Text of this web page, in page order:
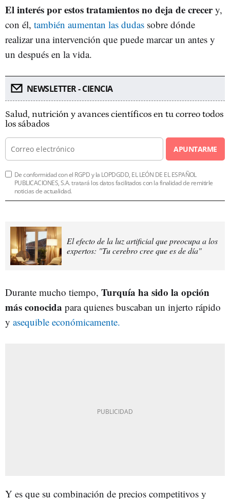
El interés por estos tratamientos no deja de crecery,
con él, también aumentan las dudas sobre dónde
realizar una intervención que puede marcar un antes y
un después en la vida.
NEWSLETTER - CIENCIA
Salud, nutrición y avances científicos en tu correo todos
los sábados
APUNTARME
De conformidad con el RGPD y la LOPDGDD, EL LEÓN DE EL ESPAÑOL
PUBLICACIONES, S.A. tratará los datos facilitados con la finalidad de remitirle
noticias de actualidad.
El efecto de la luz artificial que preocupa a los
expertos: "Tu cerebro cree que es de día"
Durante mucho tiempo, Turquía ha sido la opción
más conocida para quienes buscaban un injerto rápido
y asequible económicamente.
Y es que su combinación de precios competitivos y